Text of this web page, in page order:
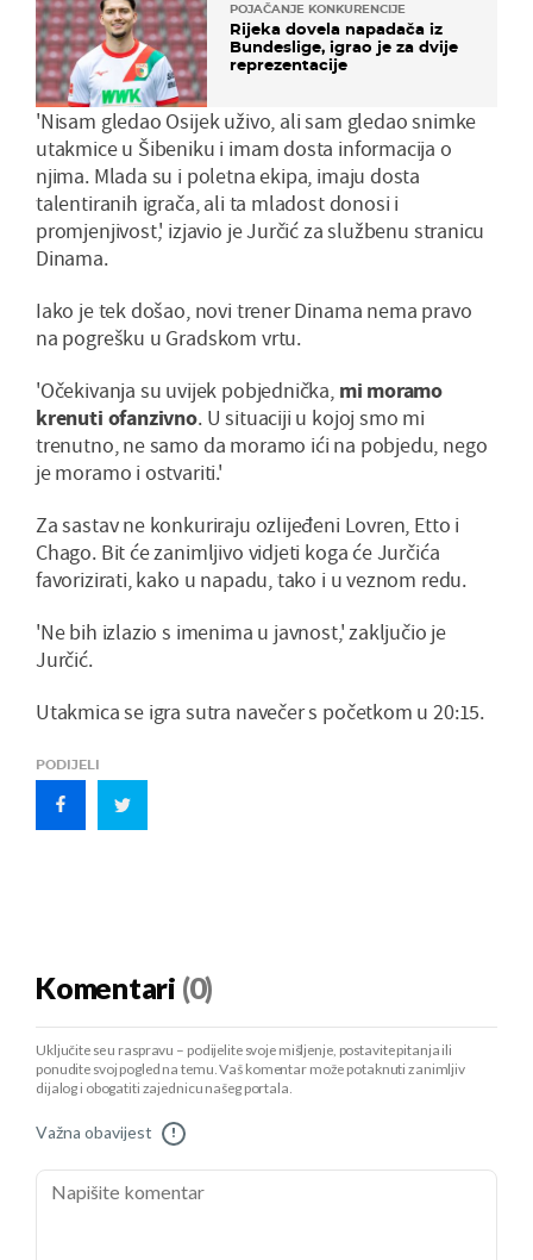
POJAČANJE KONKURENCIJE
Rijeka dovela napadača iz
Bundeslige, igrao je za dvije
reprezentacije
'Nisam gledao Osijek uživo, ali sam gledao snimke
utakmice u Šibeniku i imam dosta informacija o
njima. Mlada su i poletna ekipa, imaju dosta
talentiranih igrača, ali ta mladost donosi i
promjenjivost,' izjavio je Jurčić za službenu stranicu
Dinama.
Iako je tek došao, novi trener Dinama nema pravo
na pogrešku u Gradskom vrtu.
'Očekivanja su uvijek pobjednička, mi moramo
krenuti ofanzivno. U situaciji u kojoj smo mi
trenutno, ne samo da moramo ići na pobjedu, nego
je moramo i ostvariti.'
Za sastav ne konkuriraju ozlijeđeni Lovren, Etto i
Chago. Bit će zanimljivo vidjeti koga će Jurčića
favorizirati, kako u napadu, tako i u veznom redu.
'Ne bih izlazio s imenima u javnost,' zaključio je
Jurčić.
Utakmica se igra sutra navečer s početkom u 20:15.
PODIJELI
Komentari (0)
Uključite se u raspravu – podijelite svoje mišljenje, postavite pitanja ili
ponudite svoj pogled na temu. Vaš komentar može potaknuti zanimljiv
dijalog i obogatiti zajednicu našeg portala.
Važna obavijest !